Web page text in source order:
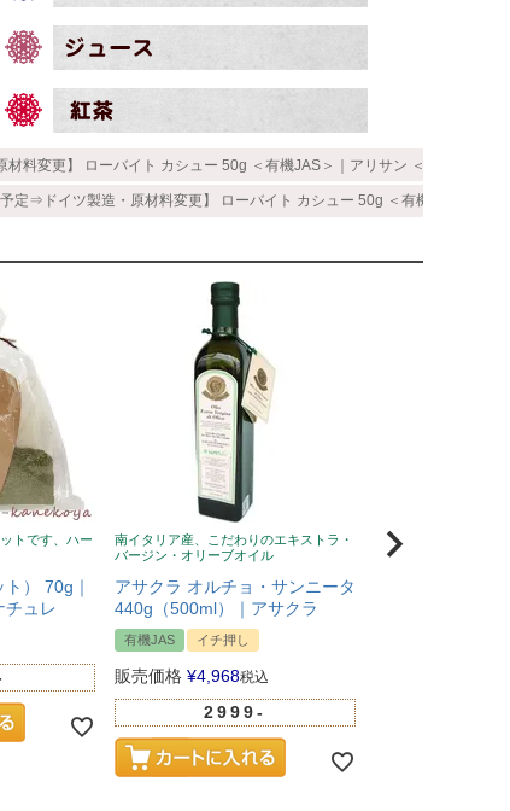
料変更】 ローバイト カシュー 50g ＜有機JAS＞｜アリサン ＜スポット入
定⇒ドイツ製造・原材料変更】 ローバイト カシュー 50g ＜有機JAS＞｜ア
トです、ハー
） 70g｜
チュレ
南イタリア産、こだわりのエキストラ・
バージン・オリーブオイル
アサクラ オルチョ・サンニータ
440g（500ml）｜アサクラ
有機JAS イチ押し
販売価格 ¥4,968税込
2999-
風邪予防に！ニュー
蜂蜜、無添加、クセ